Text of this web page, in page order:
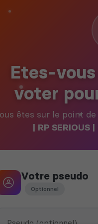
Etes-
voter
êtes sur le point
| RP SERIOUS
Votre pseudo
Optionnel